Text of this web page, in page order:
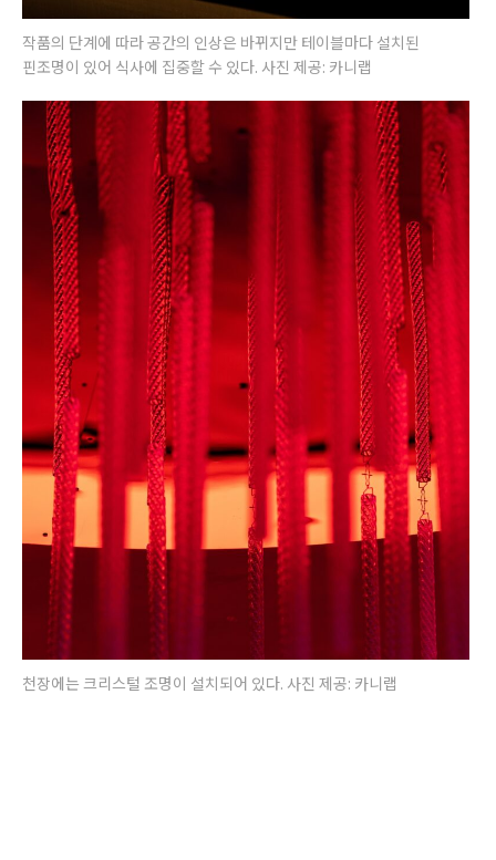
작품의 단계에 따라 공간의 인상은 바뀌지만 테이블마다 설치된
핀조명이 있어 식사에 집중할 수 있다. 사진 제공: 카니랩
천장에는 크리스털 조명이 설치되어 있다. 사진 제공: 카니랩